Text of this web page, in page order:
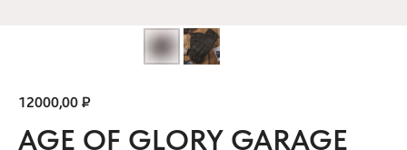
AGE OF GLORY GARAGE
12000,00 ₽